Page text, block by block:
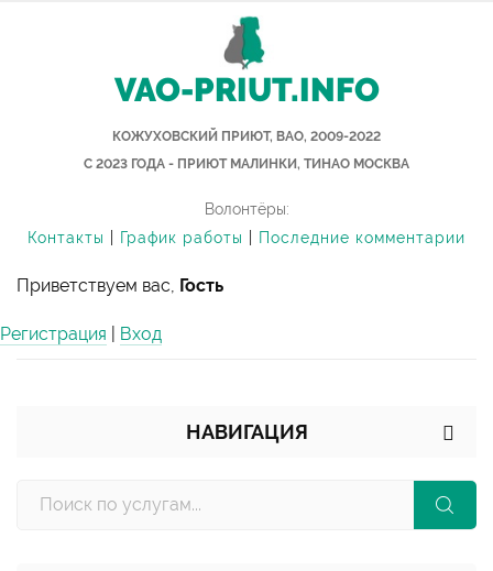
VAO-PRIUT.INFO
КОЖУХОВСКИЙ ПРИЮТ, ВАО, 2009-2022
С 2023 ГОДА - ПРИЮТ МАЛИНКИ, ТИНАО МОСКВА
Волонтёры:
Контакты
График работы Последние комментарии
Приветствуем вас, Гость
Регистрация Вход
НАВИГАЦИЯ